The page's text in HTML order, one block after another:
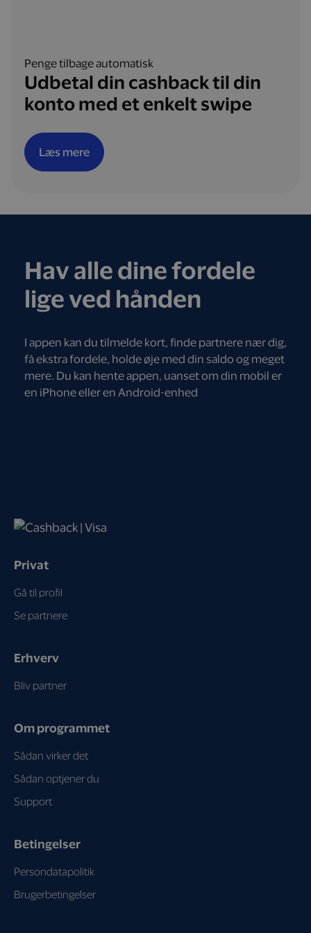
Penge tilbage automatisk
Udbetal din cashback til din
konto med et enkelt swipe
Læs mere
Hav alle dine fordele
lige ved hånden
I appen kan du tilmelde kort, finde partnere nær dig,
få ekstra fordele, holde øje med din saldo og meget
mere. Du kan hente appen, uanset om din mobil er
en iPhone eller en Android-enhed
Privat
Gå til profil
Se partnere
Erhverv
Bliv partner
Om programmet
Sådan virker det
Sådan optjener du
Support
Betingelser
Persondatapolitik
Brugerbetingelser